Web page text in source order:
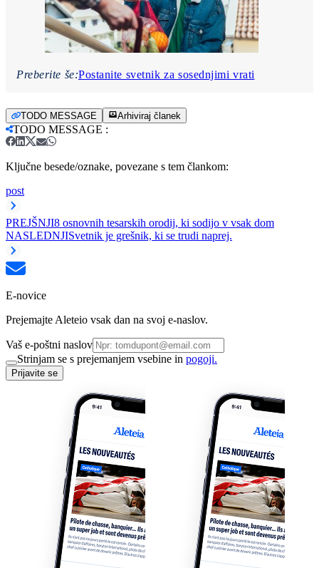
Preberite še:Postanite svetnik za sosednjimi vrati
TODO MESSAGE Arhiviraj članek
TODO MESSAGE :
Ključne besede/oznake, povezane s tem člankom:
post
PREJŠNJI8 osnovnih tesarskih orodij, ki sodijo v vsak dom
NASLEDNJISvetnik je grešnik, ki se trudi naprej.
E-novice
Prejemajte Aleteio vsak dan na svoj e-naslov.
Vaš e-poštni naslov
Strinjam se s prejemanjem vsebine in pogoji.
Prijavite se